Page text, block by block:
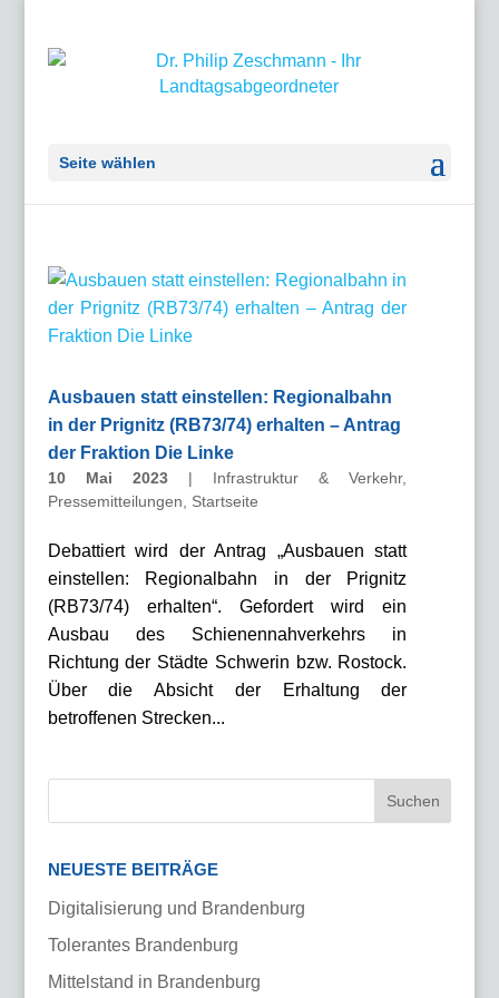
Seite wählen
Ausbauen statt einstellen: Regionalbahn
in der Prignitz (RB73/74) erhalten – Antrag
der Fraktion Die Linke
10 Mai 2023| Infrastruktur & Verkehr,
Pressemitteilungen
Startseite
Debattiert wird der Antrag „Ausbauen statt
einstellen: Regionalbahn in der Prignitz
(RB73/74) erhalten“. Gefordert wird ein
Ausbau des Schienennahverkehrs in
Richtung der Städte Schwerin bzw. Rostock.
Über die Absicht der Erhaltung der
betroffenen Strecken...
NEUESTE BEITRÄGE
Digitalisierung und Brandenburg
Tolerantes Brandenburg
Mittelstand in Brandenburg